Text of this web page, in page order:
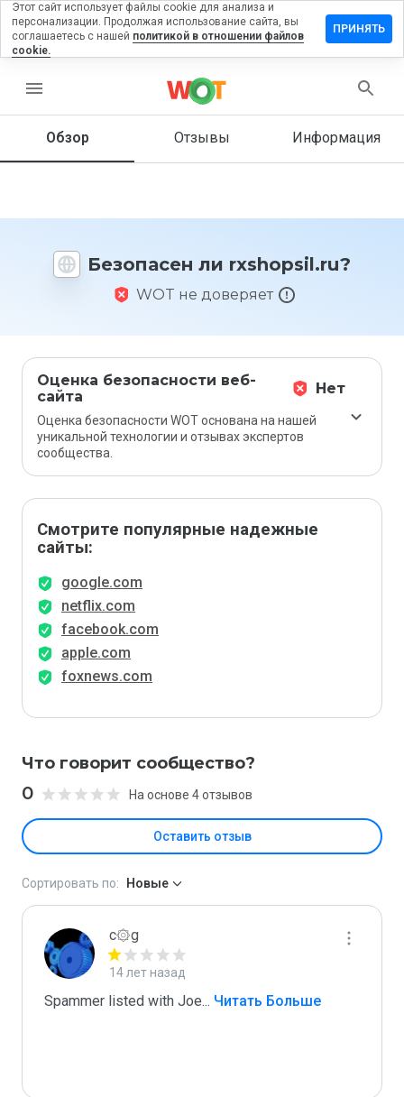
menu
Обзор Отзывы Информация
Безопасен ли rxshopsil.ru?
WOT не доверяет
Оценка безопасности веб-
сайта
Нет
Оценка безопасности WOT основана на нашей
уникальной технологии и отзывах экспертов
сообщества.
Смотрите популярные надежные
сайты:
google.com
netflix.com
facebook.com
apple.com
foxnews.com
Что говорит сообщество?
0 На основе 4 отзывов
Оставить отзыв
на
Как бы
этот
1 до 5?
Сортировать по: Новые
c۞g
14 лет назад
Spammer listed with Joe... Читать Больше
Этот сайт использует файлы cookie для анализа и
персонализации. Продолжая использование сайта, вы
соглашаетесь с нашей политикой в отношении файлов
cookie.
ПРИНЯТЬ